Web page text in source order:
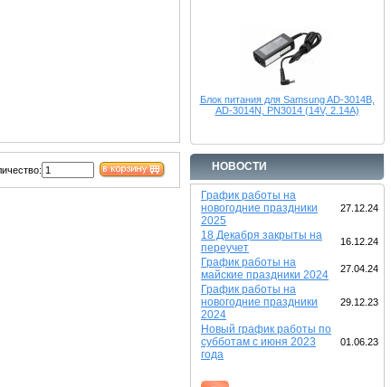
Блок питания для Samsung AD-3014B,
AD-3014N, PN3014 (14V, 2.14A)
НОВОСТИ
График работы на
новогодние праздники
2025
27.12.24
18 Декабря закрыты на
переучет
16.12.24
График работы на
майские праздники 2024
27.04.24
График работы на
новогодние праздники
2024
29.12.23
Новый график работы по
субботам с июня 2023
года
01.06.23